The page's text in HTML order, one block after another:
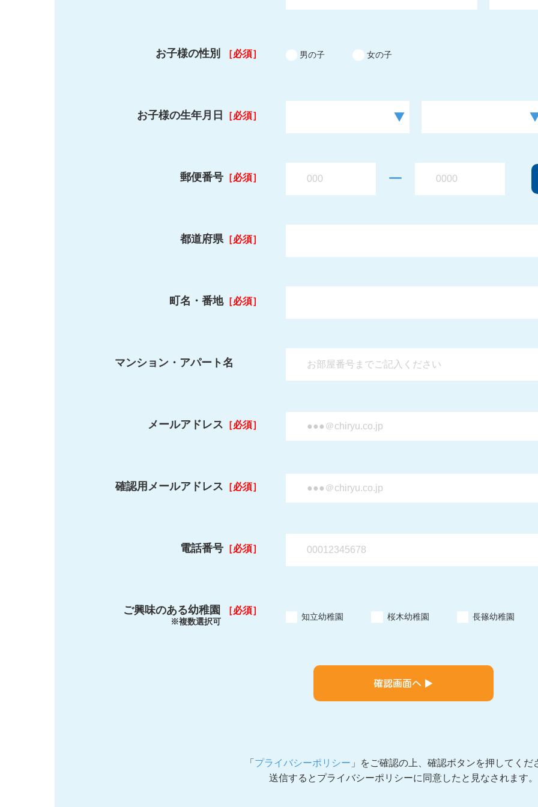
お子様の性別 ［必須］ 男の子 女の子
お子様の生年月日 ［必須］
郵便番号［必須］ ー
都道府県［必須］
町名・番地［必須］
マンション・アパート名
メールアドレス ［必須］
確認用メールアドレス ［必須］
電話番号［必須］
ご興味のある幼稚園 ［必須］
※複数選択可 知立幼稚園 桜木幼稚園 長篠幼稚園
「 プライバシーポリシー 」をご確認の上、確認ボタンを押してくだ
送信するとプライバシーポリシーに同意したと見なされます。